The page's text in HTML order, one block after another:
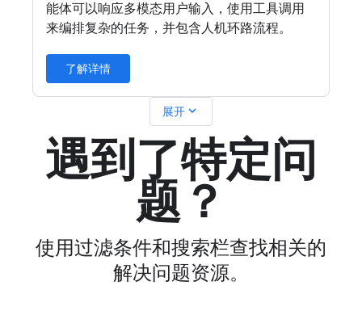
能体可以响应多模态用户输入，使用工具调用
来编排复杂的任务，并包含人机环路流程。
了解详情
展开 expand_more
遇到了特定问
题？
使用过滤条件和搜索栏查找相关的
解决问题资源。